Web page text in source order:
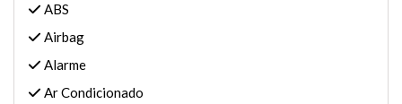
ABS
Airbag
Alarme
Ar Condicionado